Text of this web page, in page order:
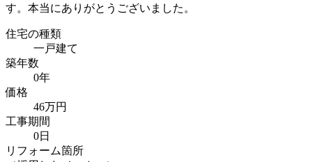
す。本当にありがとうございました。
住宅の種類
一戸建て
築年数
0年
価格
46万円
工事期間
0日
リフォーム箇所